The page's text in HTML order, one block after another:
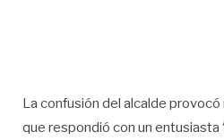
La confusión del alcalde provocó
que respondió con un entusiasta